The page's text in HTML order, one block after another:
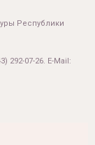
Республики
292-07-26. E-Mail: